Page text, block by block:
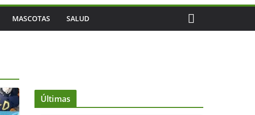
MASCOTAS SALUD
Últimas